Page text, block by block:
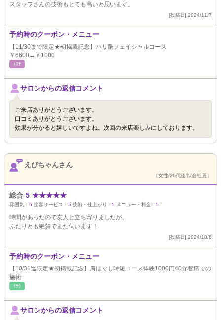
スタッフさんの技術もとても高いと思います。
[投稿日] 2024/11/7
予約時のクーポン・メニュー
【11/30まで限定★初掲載記念】ハリ艶フェイシャルコース
￥6600→￥1000
ｴｽﾃ
サロンからの返信コメント
ご来店ありがとうございます。
口コミありがとうございます。
効果が分かると嬉しいですよね。次回の来店楽しみにしております。
えびちゃんさん
（女性/20代後半/会社員）
総合 5 ★★★★★
雰囲気： 5 接客サービス： 5 技術・仕上がり： 5 メニュー・料金： 5
時間があったので友人と立ち寄りましたが、
ふたりとも絶賛でまた伺います！
[投稿日] 2024/10/6
予約時のクーポン・メニュー
【10/31迄限定★初掲載記念】肩ほぐし時短コース体験1000円40分着席での
施術
ﾘﾗｸ
サロンからの返信コメント